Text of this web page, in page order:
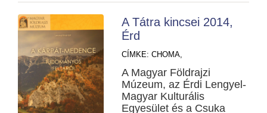
A Tátra kincsei 2014,
Érd
CÍMKE:CHOMA,
A Magyar Földrajzi
Múzeum, az Érdi Lengyel-
Magyar Kulturális
Egyesület és a Csuka